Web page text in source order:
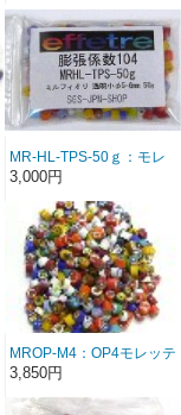
5-6mm 220g=約8oz ☆再
入荷
MR-HL-TPS-50ｇ：モレ
ッティ・ミルフィオリミ
ックス 透明小 5-6mm 50g
3,000円
MROP-M4：OP4モレッテ
ィ・ミルフィオリミック
100g/袋 ＊代理店欠品中
3,850円